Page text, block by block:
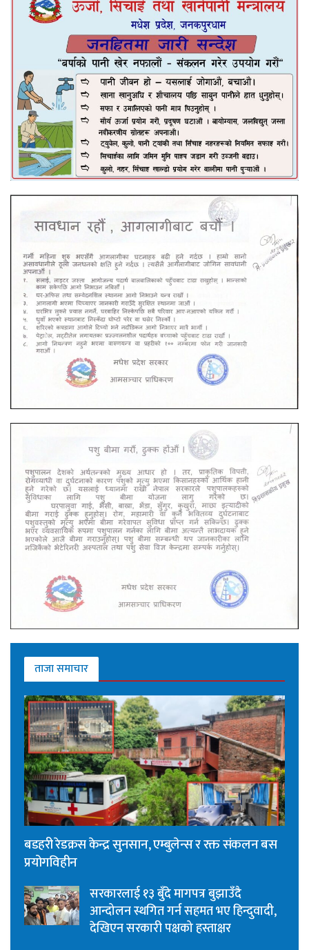
ताजा समाचार
बडहरी रेडक्रस केन्द्र सुनसान, एम्बुलेन्स र रक्त संकलन बस
प्रयोगविहीन
सरकारलाई १३ बुँदे मागपत्र बुझाउँदै
आन्दोलन स्थगित गर्न सहमत भए हिन्दुवादी,
देखिएन सरकारी पक्षको हस्ताक्षर